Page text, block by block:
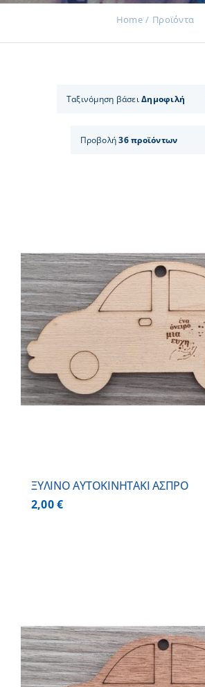
Εισφορές
Home Προϊόντα
Ταξινόμηση βάσειΔημοφιλή
Προβολή36 προϊόντων
ΞΥΛΙΝΟ AYTOKINHTAKI ΑΣΠΡΟ
2,00€